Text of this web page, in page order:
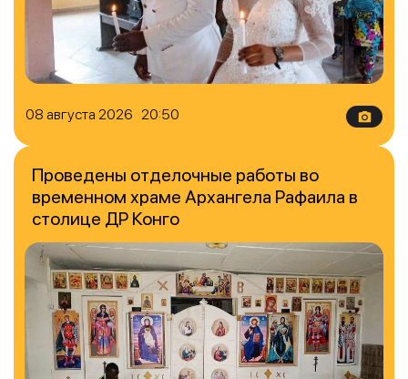
08 августа 2026 20:50
Проведены отделочные работы во
временном храме Архангела Рафаила в
столице ДР Конго